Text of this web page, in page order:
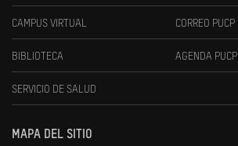
CAMPUS VIRTUAL CORREO PUCP
BIBLIOTECA AGENDA PUCP
SERVICIO DE SALUD
MAPA DEL SITIO